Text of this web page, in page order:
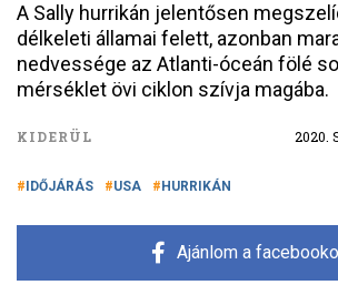
A Sally hurrikán jelentősen
délkeleti államai felett, azonban
nedvessége az Atlanti-óceán fölé
mérséklet övi ciklon szívja magába.
KIDERÜL 2020.
IDŐJÁRÁS USA HURRIKÁN
Ajánlom a